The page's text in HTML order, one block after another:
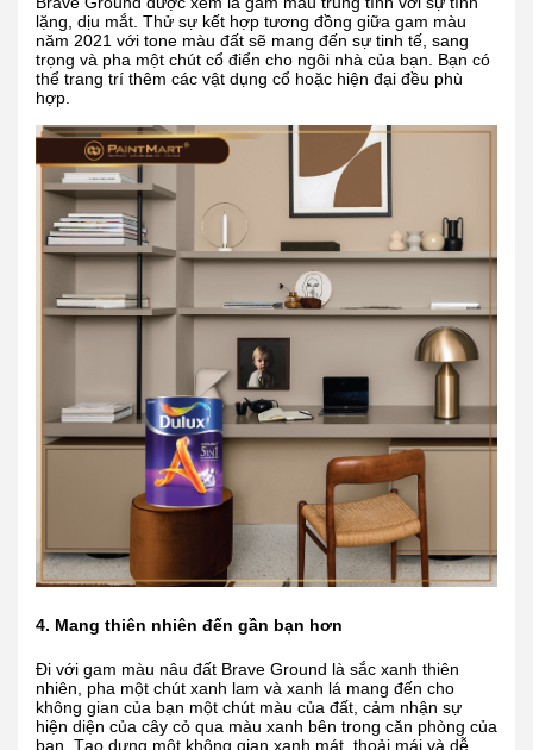
lặng, dịu mắt. Thử sự kết hợp tương đồng giữa gam màu
năm 2021 với tone màu đất sẽ mang đến sự tinh tế, sang
trọng và pha một chút cổ điển cho ngôi nhà của bạn. Bạn có
thể trang trí thêm các vật dụng cổ hoặc hiện đại đều phù
hợp.
4. Mang thiên nhiên đến gần bạn hơn
Đi với gam màu nâu đất Brave Ground là sắc xanh thiên
nhiên, pha một chút xanh lam và xanh lá mang đến cho
không gian của bạn một chút màu của đất, cảm nhận sự
hiện diện của cây cỏ qua màu xanh bên trong căn phòng của
bạn. Tạo dựng một không gian xanh mát, thoải mái và dễ